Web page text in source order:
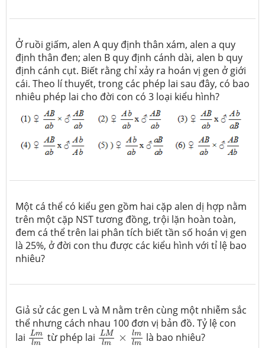
Ở ruồi giấm, alen A quy định thân xám, alen a quy
định thân đen; alen B quy định cánh dài, alen b quy
định cánh cụt. Biết rằng chỉ xảy ra hoán vị gen ở giới
cái. Theo lí thuyết, trong các phép lai sau đây, có bao
nhiêu phép lai cho đời con có 3 loại kiểu hình?
Một cá thể có kiểu gen gồm hai cặp alen dị hợp nằm
trên một cặp NST tương đồng, trội lặn hoàn toàn,
đem cá thể trên lai phân tích biết tần số hoán vị gen
là 25%, ở đời con thu được các kiểu hình với tỉ lệ bao
nhiêu?
Giả sử các gen L và M nằm trên cùng một nhiễm sắc
thể nhưng cách nhau 100 đơn vị bản đồ. Tỷ lệ con
lai
Lm
lm
Lmlm
từ phép lai LM
lm × lm
lm
LMlm×lmlm
là bao nhiêu?